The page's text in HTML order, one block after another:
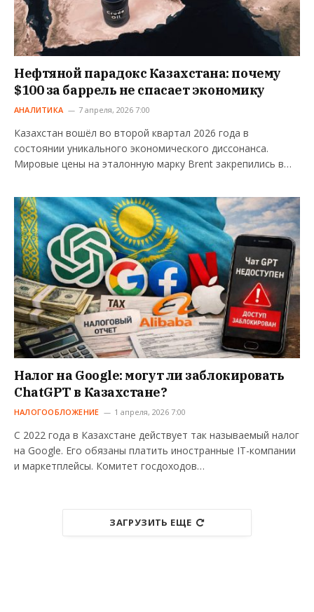
Нефтяной парадокс Казахстана: почему
$100 за баррель не спасает экономику
АНАЛИТИКА 7 апреля, 2026 7:00
Казахстан вошёл во второй квартал 2026 года в
состоянии уникального экономического диссонанса.
Мировые цены на эталонную марку Brent закрепились в…
Налог на Google: могут ли заблокировать
ChatGPT в Казахстане?
НАЛОГООБЛОЖЕНИЕ 1 апреля, 2026 7:00
С 2022 года в Казахстане действует так называемый налог
на Google. Его обязаны платить иностранные IT-компании
и маркетплейсы. Комитет госдоходов…
ЗАГРУЗИТЬ ЕЩЕ